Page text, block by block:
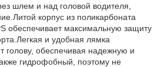
шлем и над головой водителя,
корпус из поликарбоната
обеспечивает максимальную защиту
и удобная лямка
голову, обеспечивая надежную и
гидрофобный, поэтому не